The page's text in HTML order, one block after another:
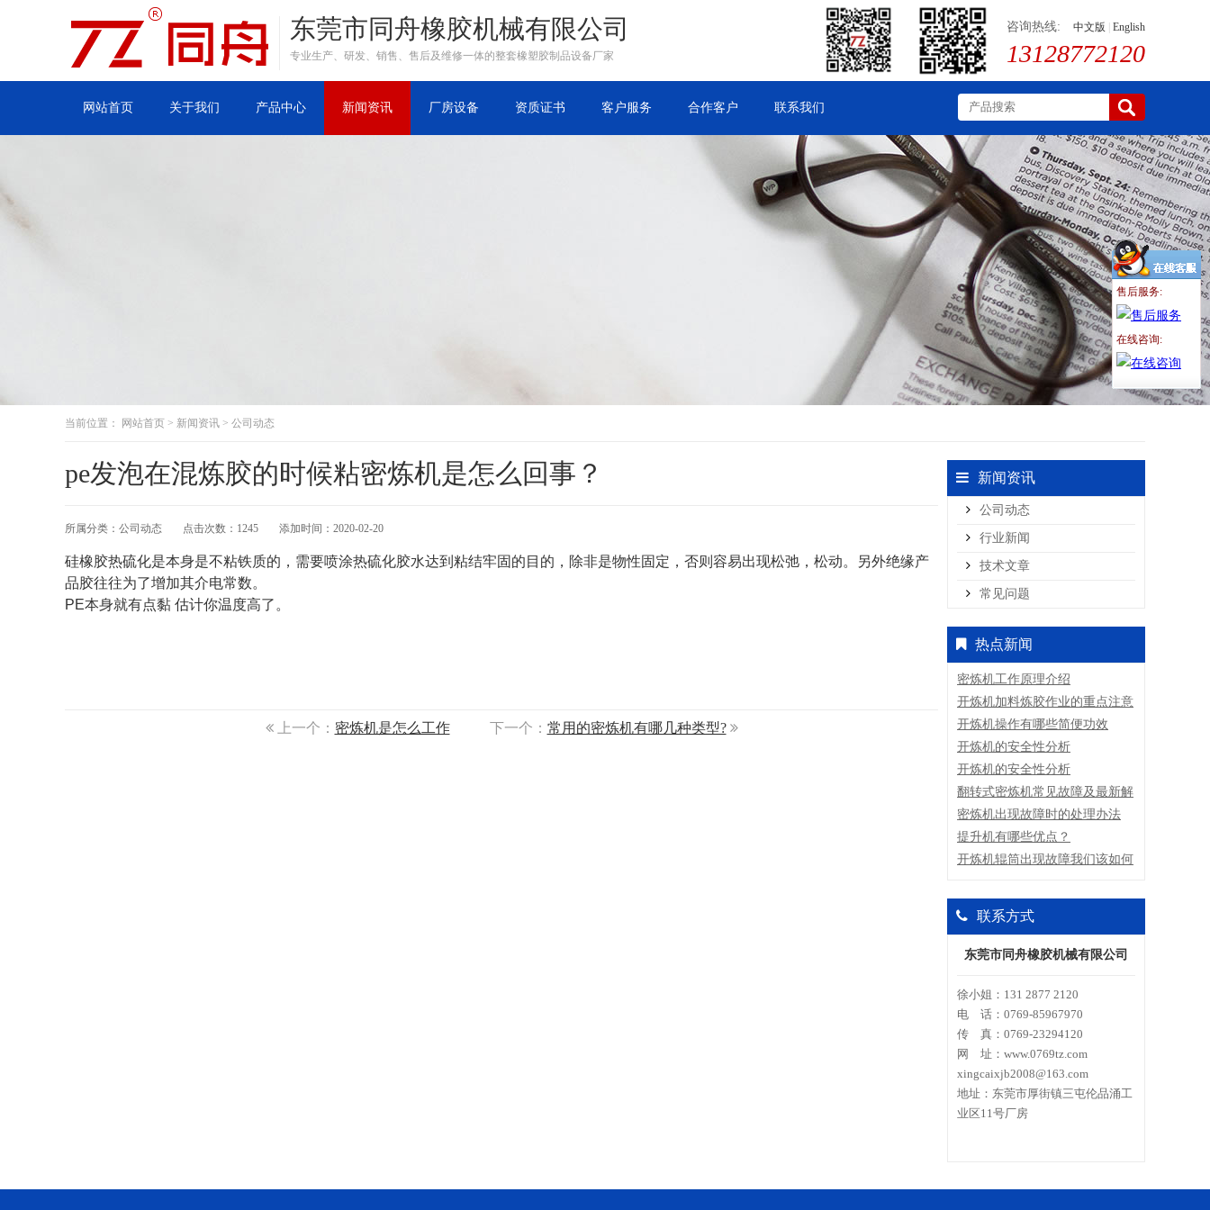
东莞市同舟橡胶机械有限公司
专业生产、研发、销售、售后及维修一体的整套橡塑胶制品设备厂家
咨询热线: 中文版 English
13128772120
网站首页 关于我们 产品中心 新闻资讯 厂房设备 资质证书 客户服务 合作客户 联系我们
当前位置： 网站首页 > 新闻资讯 > 公司动态
pe发泡在混炼胶的时候粘密炼机是怎么回事？
所属分类： 公司动态 点击次数： 1245 添加时间： 2020-02-20
硅橡胶热硫化是本身是不粘铁质的，需要喷涂热硫化胶水达到粘结牢固的目的，除非是物性固定，否则容易出现松弛，松动。另外绝缘产
品胶往往为了增加其介电常数。
PE本身就有点黏 估计你温度高了。
上一个： 密炼机是怎么工作 下一个： 常用的密炼机有哪几种类型?
新闻资讯
公司动态
行业新闻
技术文章
常见问题
热点新闻
密炼机工作原理介绍
开炼机加料炼胶作业的重点注意
事项
开炼机操作有哪些简便功效
开炼机的安全性分析
开炼机的安全性分析
翻转式密炼机常见故障及最新解
决方案
密炼机出现故障时的处理办法
提升机有哪些优点？
开炼机辊筒出现故障我们该如何
联系方式
东莞市同舟橡胶机械有限公司
徐小姐：131 2877 2120
电 话：0769-85967970
传 真：0769-23294120
网 址：www.0769tz.com
xingcaixjb2008@163.com
地址：东莞市厚街镇三屯伦品涌工
业区11号厂房
售后服务:
在线咨询: